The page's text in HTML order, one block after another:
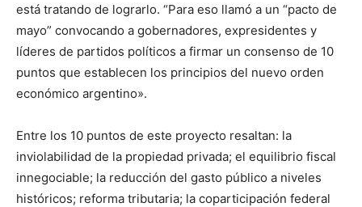
está tratando de lograrlo. “Para eso llamó a un “pacto de
mayo” convocando a gobernadores, expresidentes y
líderes de partidos políticos a firmar un consenso de 10
puntos que establecen los principios del nuevo orden
económico argentino».
Entre los 10 puntos de este proyecto resaltan: la
inviolabilidad de la propiedad privada; el equilibrio fiscal
innegociable; la reducción del gasto público a niveles
históricos; reforma tributaria; la coparticipación federal